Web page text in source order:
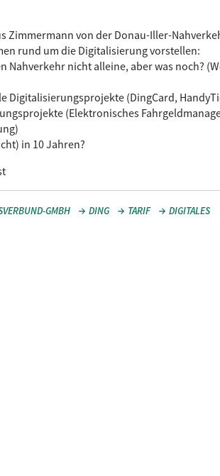
Zimmermann von der Donau-Iller-
rund um die Digitalisierung vorstellen:
Nahverkehr nicht alleine, aber was noch?
Digitalisierungsprojekte (DingCard,
(Elektronisches
in 10 Jahren?
GMBH DING TARIF
DIGITALES